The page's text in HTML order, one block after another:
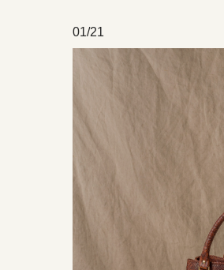
01/21